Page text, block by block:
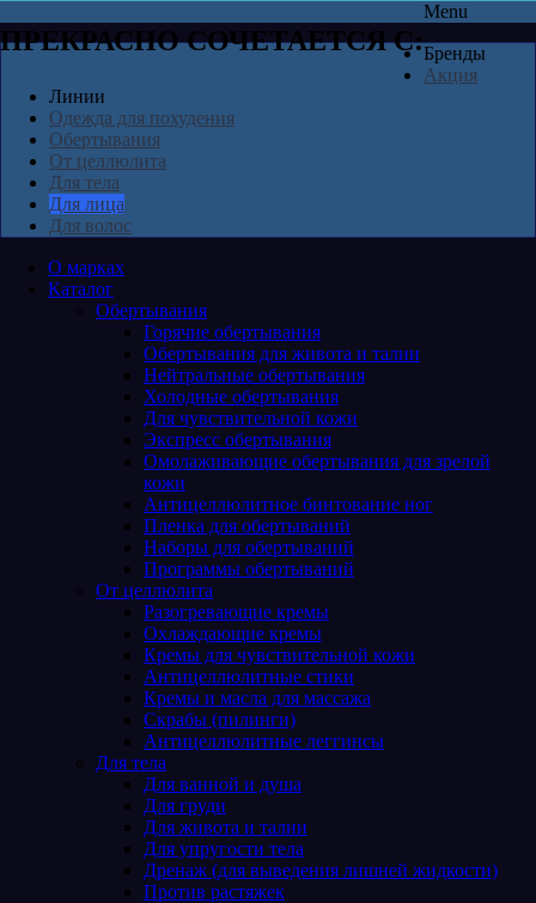
ПРЕКРАСНО СОЧЕТАЕТСЯ С:
Menu
Бренды
Акция
Линии
Одежда для похудения
Обертывания
От целлюлита
Для тела
Для лица
Для волос
О марках
Каталог
Обертывания
Горячие обертывания
Обертывания для живота и талии
Нейтральные обертывания
Холодные обертывания
Для чувствительной кожи
Экспресс обертывания
Омолаживающие обертывания для зрелой
кожи
Антицеллюлитное бинтование ног
Пленка для обертываний
Наборы для обертываний
Программы обертываний
От целлюлита
Разогревающие кремы
Охлаждающие кремы
Кремы для чувствительной кожи
Антицеллюлитные стики
Кремы и масла для массажа
Скрабы (пилинги)
Антицеллюлитные леггинсы
Для тела
Для ванной и душа
Для груди
Для живота и талии
Для упругости тела
Дренаж (для выведения лишней жидкости)
Против растяжек